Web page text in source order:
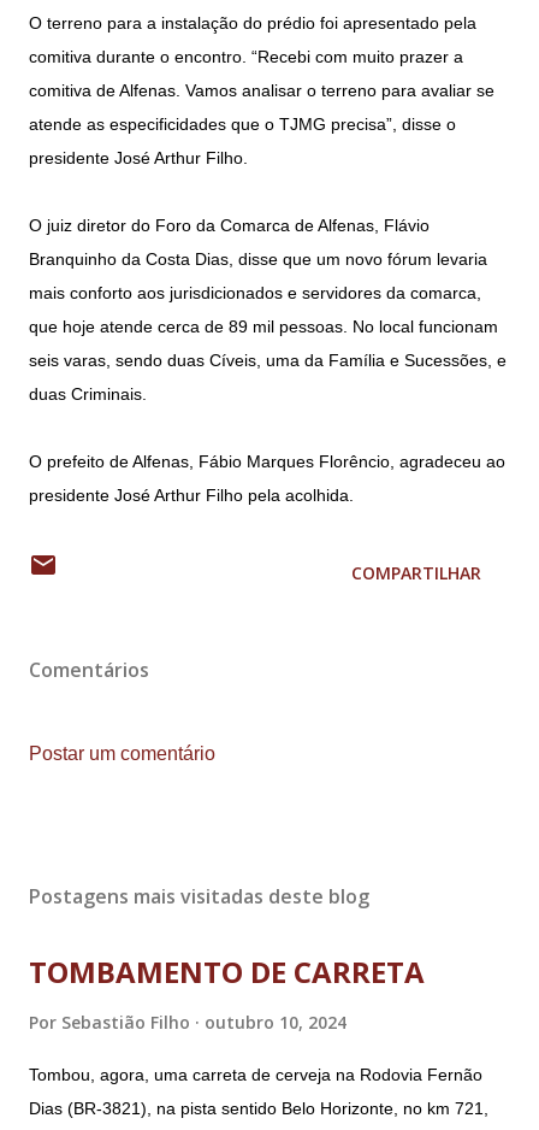
O terreno para a instalação do prédio foi apresentado pela
comitiva durante o encontro. “Recebi com muito prazer a
comitiva de Alfenas. Vamos analisar o terreno para avaliar se
atende as especificidades que o TJMG precisa”, disse o
presidente José Arthur Filho.
O juiz diretor do Foro da Comarca de Alfenas, Flávio
Branquinho da Costa Dias, disse que um novo fórum levaria
mais conforto aos jurisdicionados e servidores da comarca,
que hoje atende cerca de 89 mil pessoas. No local funcionam
seis varas, sendo duas Cíveis, uma da Família e Sucessões, e
duas Criminais.
O prefeito de Alfenas, Fábio Marques Florêncio, agradeceu ao
presidente José Arthur Filho pela acolhida.
COMPARTILHAR
Comentários
Postar um comentário
Postagens mais visitadas deste blog
TOMBAMENTO DE CARRETA
Por Sebastião Filho outubro 10, 2024
Tombou, agora, uma carreta de cerveja na Rodovia Fernão
Dias (BR-3821), na pista sentido Belo Horizonte, no km 721,